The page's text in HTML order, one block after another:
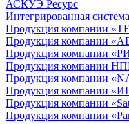
АСКУЭ Ресурс
Интегрированная
Продукция компании
Продукция компании
Продукция компании
Продукция компании
Продукция компании
Продукция компании
Продукция компании
Продукция компании